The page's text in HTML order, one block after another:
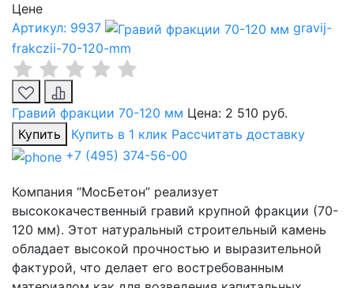
Цене
Артикул: 9937
gravij-
frakczii-70-120-mm
Гравий фракции 70-120 мм Цена: 2 510 руб.
Купить
Купить в 1 клик Рассчитать доставку
+7 (495) 374-56-00
Компания “МосБетон” реализует
высококачественный гравий крупной фракции (70-
120 мм). Этот натуральный строительный камень
обладает высокой прочностью и выразительной
фактурой, что делает его востребованным